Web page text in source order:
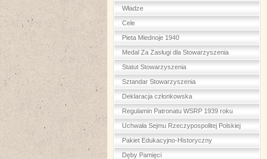
Władze
Cele
Pieta Miednoje 1940
Medal Za Zasługi dla Stowarzyszenia
Statut Stowarzyszenia
Sztandar Stowarzyszenia
Deklaracja członkowska
Regulamin Patronatu WSRP 1939 roku
Uchwała Sejmu Rzeczypospolitej Polskiej
Pakiet Edukacyjno-Historyczny
Dęby Pamięci